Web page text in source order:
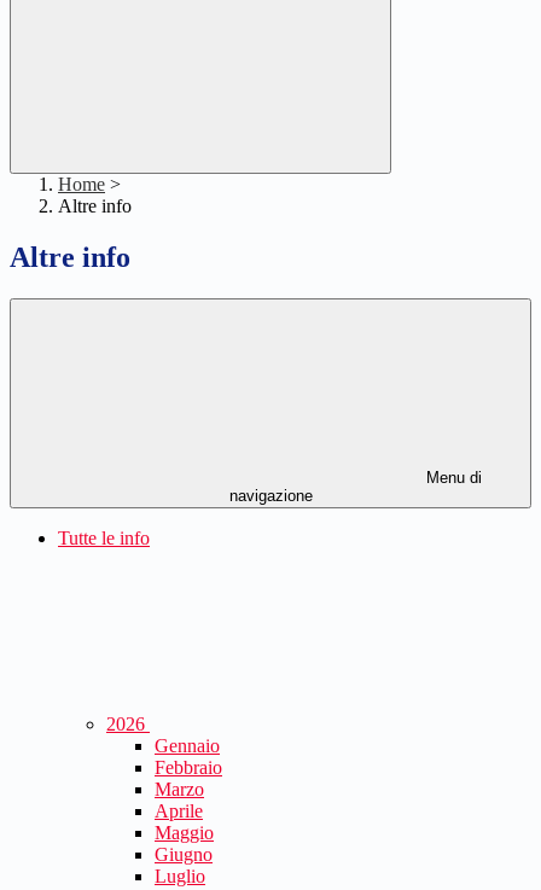
Home >
Altre info
Altre info
Menu di
navigazione
Tutte le info
2026
Gennaio
Febbraio
Marzo
Aprile
Maggio
Giugno
Luglio